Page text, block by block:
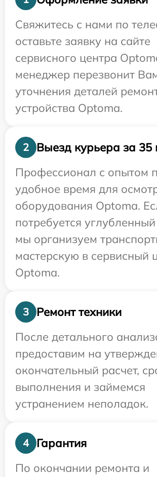
Свяжитесь с нами по
оставьте заявку на сайте
сервисного центра
менеджер перезвонит
уточнения деталей
устройства Optoma.
2
Выезд курьера за 35
Профессионал с опытом
удобное время для
оборудования Optoma.
потребуется
мы организуем
мастерскую в сервисный
Optoma.
3
Ремонт техники
После детального
предоставим на
окончательный расчет,
выполнения и займемся
устранением неполадок.
4
Гарантия
По окончании ремонта и